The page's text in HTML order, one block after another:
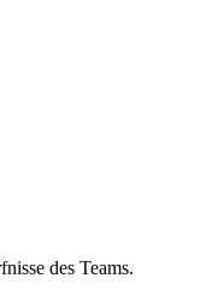
des Teams.